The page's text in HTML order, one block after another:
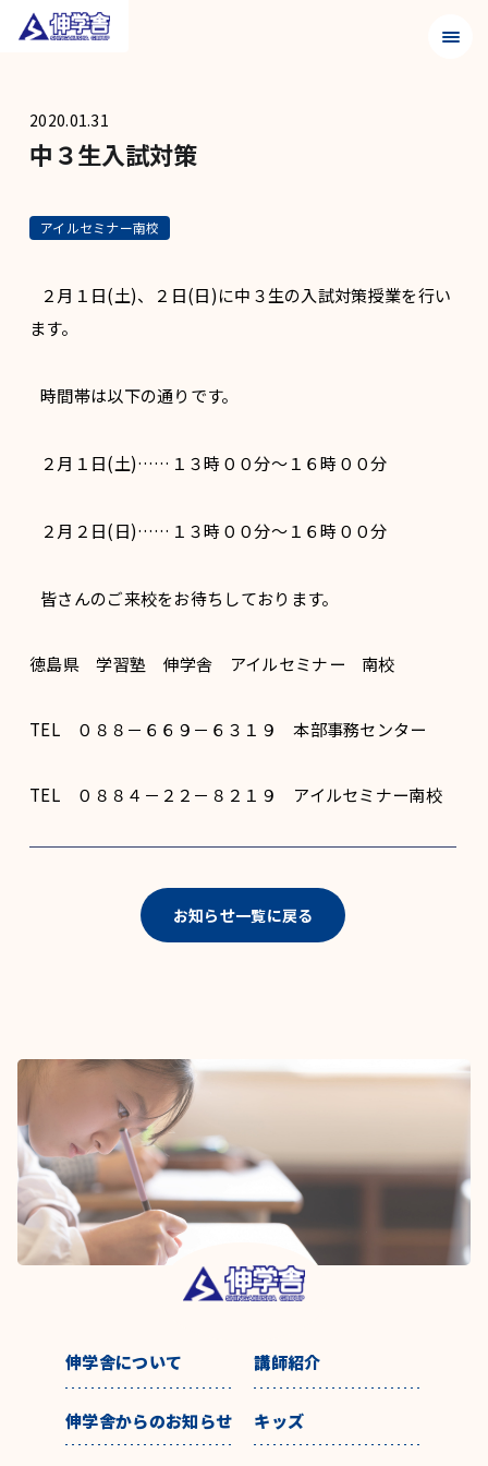
メニ
2020.01.31
中３生入試対策
アイルセミナー南校
２月１日(土)、２日(日)に中３生の入試対策授業を行い
ます。
時間帯は以下の通りです。
２月１日(土)……１３時００分〜１６時００分
２月２日(日)……１３時００分〜１６時００分
皆さんのご来校をお待ちしております。
徳島県 学習塾 伸学舎 アイルセミナー 南校
TEL ０８８－６６９－６３１９ 本部事務センター
TEL ０８８４－２２－８２１９ アイルセミナー南校
お知らせ一覧に戻る
伸学舎について 講師紹介
伸学舎からのお知らせ キッズ